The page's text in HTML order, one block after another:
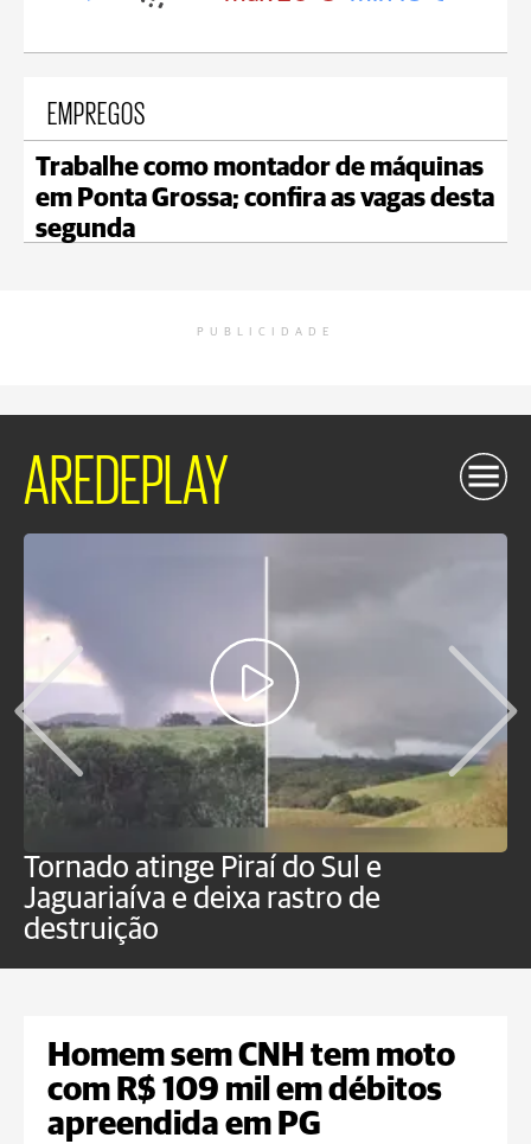
EMPREGOS
Trabalhe como montador de máquinas
em Ponta Grossa; confira as vagas desta
segunda
PUBLICIDADE
AREDEPLAY
Tornado atinge Piraí do Sul e
Jaguariaíva e deixa rastro de
destruição
Homem sem CNH tem moto
com R$ 109 mil em débitos
apreendida em PG